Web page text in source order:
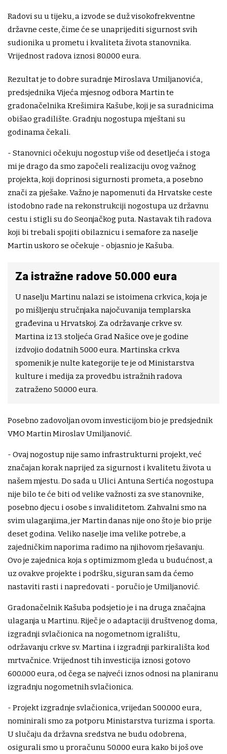
Radovi su u tijeku, a izvode se duž visokofrekventne
državne ceste, čime će se unaprijediti sigurnost svih
sudionika u prometu i kvaliteta života stanovnika.
Vrijednost radova iznosi 80.000 eura.
Rezultat je to dobre suradnje Miroslava Umiljanovića,
predsjednika Vijeća mjesnog odbora Martin te
gradonačelnika Krešimira Kašube, koji je sa suradnicima
obišao gradilište. Gradnju nogostupa mještani su
godinama čekali.
- Stanovnici očekuju nogostup više od desetljeća i stoga
mi je drago da smo započeli realizaciju ovog važnog
projekta, koji doprinosi sigurnosti prometa, a posebno
znači za pješake. Važno je napomenuti da Hrvatske ceste
istodobno rade na rekonstrukciji nogostupa uz državnu
cestu i stigli su do Seonjačkog puta. Nastavak tih radova
koji bi trebali spojiti obilaznicu i semafore za naselje
Martin uskoro se očekuje - objasnio je Kašuba.
Za istražne radove 50.000 eura
U naselju Martinu nalazi se istoimena crkvica, koja je
po mišljenju stručnjaka najočuvanija templarska
građevina u Hrvatskoj. Za održavanje crkve sv.
Martina iz 13. stoljeća Grad Našice ove je godine
izdvojio dodatnih 5000 eura. Martinska crkva
spomenik je nulte kategorije te je od Ministarstva
kulture i medija za provedbu istražnih radova
zatraženo 50.000 eura.
Posebno zadovoljan ovom investicijom bio je predsjednik
VMO Martin Miroslav Umiljanović.
- Ovaj nogostup nije samo infrastrukturni projekt, već
značajan korak naprijed za sigurnost i kvalitetu života u
našem mjestu. Do sada u Ulici Antuna Sertića nogostupa
nije bilo te će biti od velike važnosti za sve stanovnike,
posebno djecu i osobe s invaliditetom. Zahvalni smo na
svim ulaganjima, jer Martin danas nije ono što je bio prije
deset godina. Veliko naselje ima velike potrebe, a
zajedničkim naporima radimo na njihovom rješavanju.
Ovo je zajednica koja s optimizmom gleda u budućnost, a
uz ovakve projekte i podršku, siguran sam da ćemo
nastaviti rasti i napredovati - poručio je Umiljanović.
Gradonačelnik Kašuba podsjetio je i na druga značajna
ulaganja u Martinu. Riječ je o adaptaciji društvenog doma,
izgradnji svlačionica na nogometnom igralištu,
održavanju crkve sv. Martina i izgradnji parkirališta kod
mrtvačnice. Vrijednost tih investicija iznosi gotovo
600.000 eura, od čega se najveći iznos odnosi na planiranu
izgradnju nogometnih svlačionica.
- Projekt izgradnje svlačionica, vrijedan 500.000 eura,
nominirali smo za potporu Ministarstva turizma i sporta.
U slučaju da državna sredstva ne budu odobrena,
osigurali smo u proračunu 50.000 eura kako bi još ove